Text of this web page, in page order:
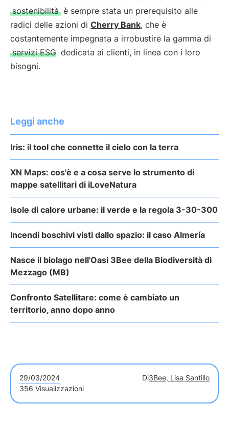
sostenibilità è sempre stata un prerequisito alle
radici delle azioni di Cherry Bank, che è
costantemente impegnata a irrobustire la gamma di
servizi ESG dedicata ai clienti, in linea con i loro
bisogni.
Leggi anche
Iris: il tool che connette il cielo con la terra
XN Maps: cos'è e a cosa serve lo strumento di
mappe satellitari di iLoveNatura
Isole di calore urbane: il verde e la regola 3-30-300
Incendi boschivi visti dallo spazio: il caso Almería
Nasce il biolago nell'Oasi 3Bee della Biodiversità di
Mezzago (MB)
Confronto Satellitare: come è cambiato un
territorio, anno dopo anno
29/03/2024 Di3Bee, Lisa Santillo
356 Visualizzazioni